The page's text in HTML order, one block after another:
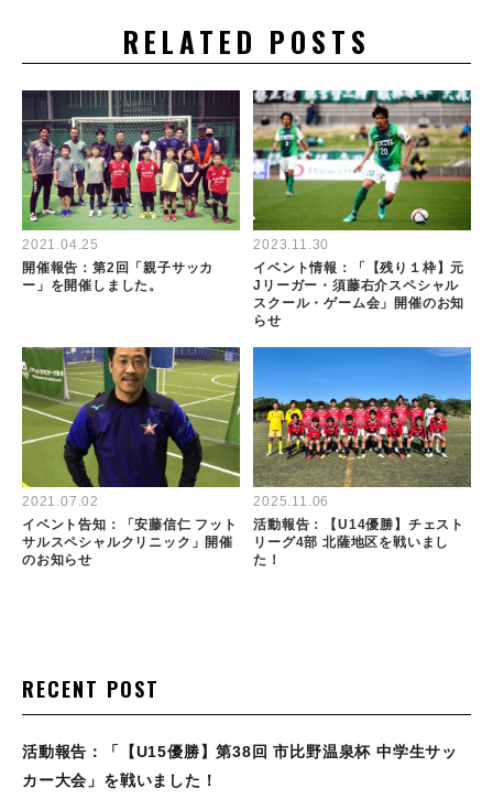
RELATED POSTS
2021.04.25
開催報告：第2回「親子サッカ
ー」を開催しました。
2023.11.30
イベント情報：「【残り１枠】元
Jリーガー・須藤右介スペシャル
スクール・ゲーム会」開催のお知
らせ
2021.07.02
イベント告知：「安藤信仁 フット
サルスペシャルクリニック」開催
のお知らせ
2025.11.06
活動報告：【U14優勝】チェスト
リーグ4部 北薩地区を戦いまし
た！
RECENT POST
活動報告：「【U15優勝】第38回 市比野温泉杯 中学生サッ
カー大会」を戦いました！